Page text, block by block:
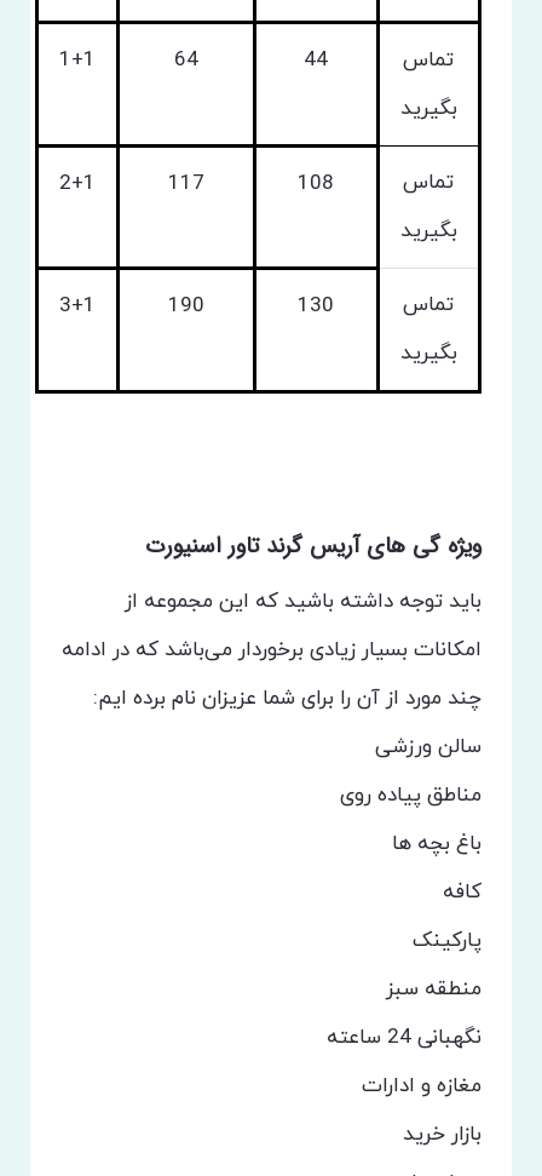
تماس
بگیرید
44
64
1+1
تماس
بگیرید
108
117
2+1
تماس
بگیرید
130
190
3+1
ویژه گی های آریس گرند تاور اسنیورت
باید توجه داشته باشید که این مجموعه از
امکانات بسیار زیادی برخوردار می‌باشد که در ادامه
چند مورد از آن را برای شما عزیزان نام برده ایم:
سالن ورزشی
مناطق پیاده روی
باغ بچه ها
کافه
پارکینک
منطقه سبز
نگهبانی 24 ساعته
مغازه و ادارات
بازار خرید